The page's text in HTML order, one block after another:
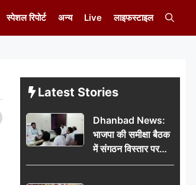
स्पेशल रिपोर्ट अन्य Live लाइफस्टाइल
Latest Stories
Dhanbad News:
भाजपा की समीक्षा बैठक
में संगठन विस्तार पर
मंथन, बीडीओ से